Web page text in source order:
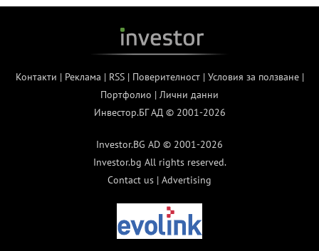
Контакти | Реклама | RSS| Поверителност| Условия за ползване|
Портфолио | Лични данни
Инвестор.БГ АД © 2001-2026
Investor.BG AD © 2001-2026
Investor.bg All rights reserved.
Contact us | Advertising